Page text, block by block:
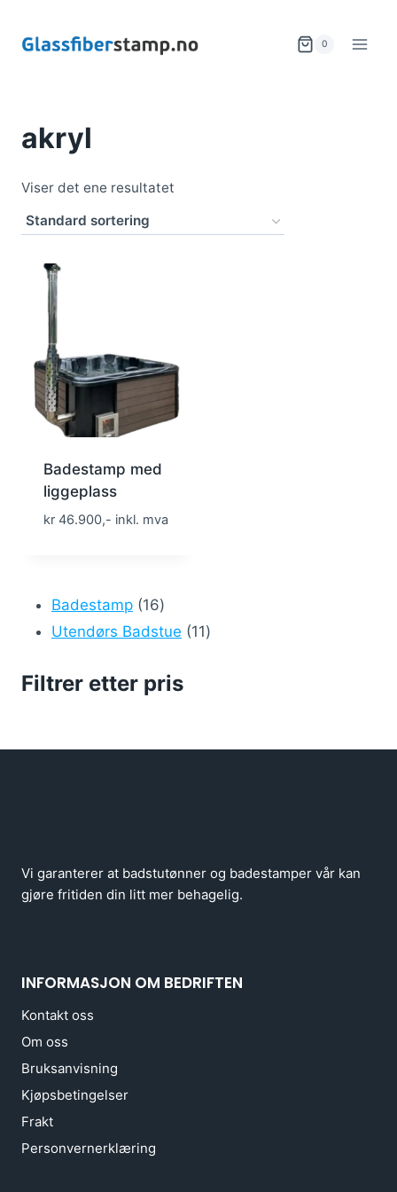
0
akryl
Viser det ene resultatet
Badestamp med
liggeplass
kr 46.900,- inkl. mva
Badestamp 1616
produkter
Utendørs Badstue 1111
Filtrer etter pris
Vi garanterer at badstutønner og badestamper vår kan
gjøre fritiden din litt mer behagelig.
INFORMASJON OM BEDRIFTEN
Kontakt oss
Om oss
Bruksanvisning
Kjøpsbetingelser
Frakt
Personvernerklæring